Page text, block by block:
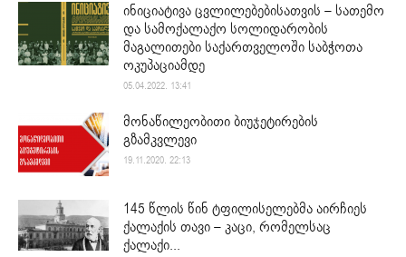
ინიციატივა ცვლილებებისათვის – სათემო
და სამოქალაქო სოლიდარობის
მაგალითები საქართველოში საბჭოთა
ოკუპაციამდე
05.04.2022. 13:41
მონაწილეობითი ბიუჯეტირების
გზამკვლევი
19.11.2020. 22:13
145 წლის წინ ტფილისელებმა აირჩიეს
ქალაქის თავი – კაცი, რომელსაც
ქალაქი...